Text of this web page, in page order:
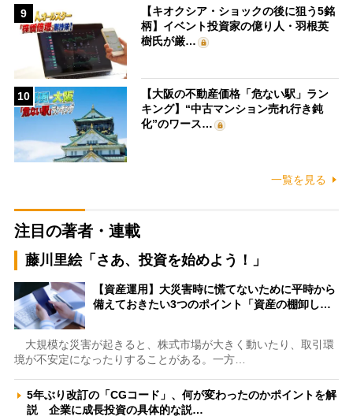
9
【キオクシア・ショックの後に狙う5銘
柄】イベント投資家の億り人・羽根英
樹氏が厳…
10
【大阪の不動産価格「危ない駅」ラン
キング】“中古マンション売れ行き鈍
化”のワース…
一覧を見る
注目の著者・連載
藤川里絵「さあ、投資を始めよう！」
【資産運用】大災害時に慌てないために平時から
備えておきたい3つのポイント「資産の棚卸し…
大規模な災害が起きると、株式市場が大きく動いたり、取引環
境が不安定になったりすることがある。一方…
5年ぶり改訂の「CGコード」、何が変わったのかポイントを解
説 企業に成長投資の具体的な説…